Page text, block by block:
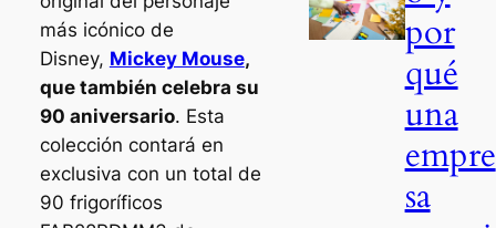
más icónico de
Disney, Mickey Mouse,
que también celebra su
90 aniversario. Esta
colección contará en
exclusiva con un total de
90 frigoríficos
por
qué
una
empre
sa